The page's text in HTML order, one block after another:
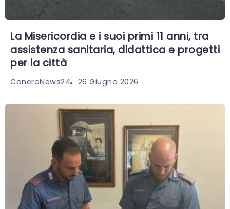
La Misericordia e i suoi primi 11 anni, tra
assistenza sanitaria, didattica e progetti
per la città
ConeroNews24 26 Giugno 2026